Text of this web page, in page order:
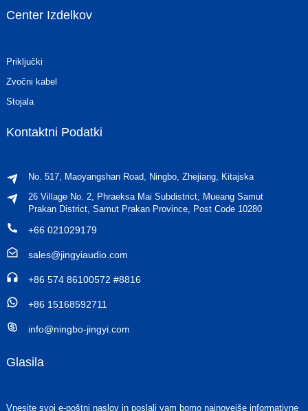
Center Izdelkov
Priključki
Zvočni kabel
Stojala
Kontaktni Podatki
No. 517, Maoyangshan Road, Ningbo, Zhejiang, Kitajska
26 Village No. 2, Phraeksa Mai Subdistrict, Mueang Samut
Prakan District, Samut Prakan Province, Post Code 10280
+66 021029179
sales@jingyiaudio.com
+86 574 86100572 #8816
+86 15168592711
info@ningbo-jingyi.com
Glasila
Vnesite svoj e-poštni naslov in poslali vam bomo najnovejše informativne